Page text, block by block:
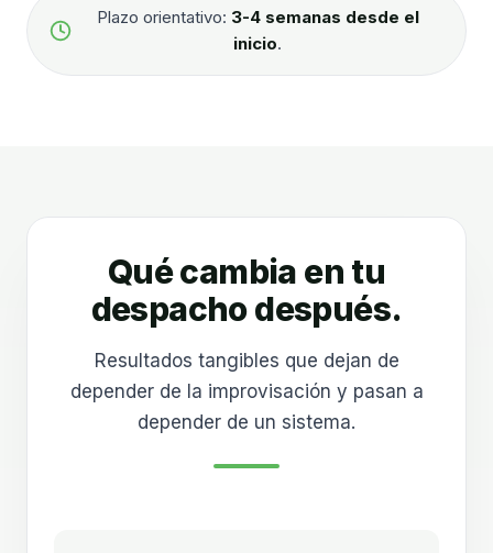
Plazo orientativo: 3-4 semanas desde el
inicio.
Qué cambia en tu
despacho después.
Resultados tangibles que dejan de
depender de la improvisación y pasan a
depender de un sistema.